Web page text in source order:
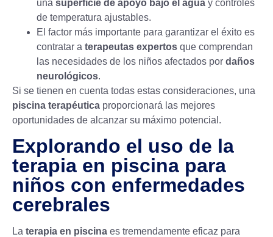
una superficie de apoyo bajo el agua y controles
de temperatura ajustables.
El factor más importante para garantizar el éxito es
contratar a terapeutas expertos que comprendan
las necesidades de los niños afectados por daños
neurológicos.
Si se tienen en cuenta todas estas consideraciones, una
piscina terapéutica proporcionará las mejores
oportunidades de alcanzar su máximo potencial.
Explorando el uso de la
terapia en piscina para
niños con enfermedades
cerebrales
La terapia en piscina es tremendamente eficaz para